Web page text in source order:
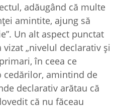
adăugând că multe
amintite, ajung să
Un alt aspect punctat
„nivelul declarativ şi
în ceea ce
cedărilor, amintind de
declarativ arătau că
că nu făceau